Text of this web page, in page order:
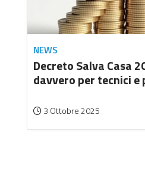
NEWS
Decreto Salva Casa
davvero per tecnici
3 Ottobre 2025